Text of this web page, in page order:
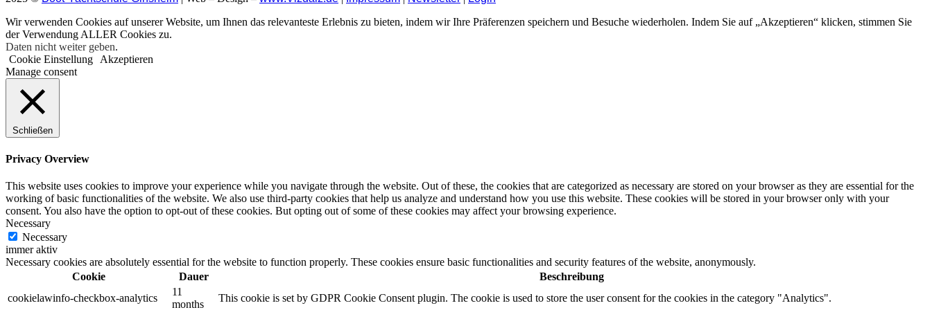
Wir verwenden Cookies auf unserer Website, um Ihnen das relevanteste Erlebnis zu bieten, indem wir Ihre Präferenzen speichern und Besuche wiederholen. Indem Sie auf „Akzeptieren“ klicken, stimmen Sie
der Verwendung ALLER Cookies zu.
Daten nicht weiter geben.
Cookie Einstellung Akzeptieren
Manage consent
Schließen
Privacy Overview
This website uses cookies to improve your experience while you navigate through the website. Out of these, the cookies that are categorized as necessary are stored on your browser as they are essential for the
working of basic functionalities of the website. We also use third-party cookies that help us analyze and understand how you use this website. These cookies will be stored in your browser only with your
consent. You also have the option to opt-out of these cookies. But opting out of some of these cookies may affect your browsing experience.
Necessary
Necessary
immer aktiv
Necessary cookies are absolutely essential for the website to function properly. These cookies ensure basic functionalities and security features of the website, anonymously.
Cookie
Dauer
Beschreibung
cookielawinfo-checkbox-analytics
11
months
This cookie is set by GDPR Cookie Consent plugin. The cookie is used to store the user consent for the cookies in the category "Analytics".